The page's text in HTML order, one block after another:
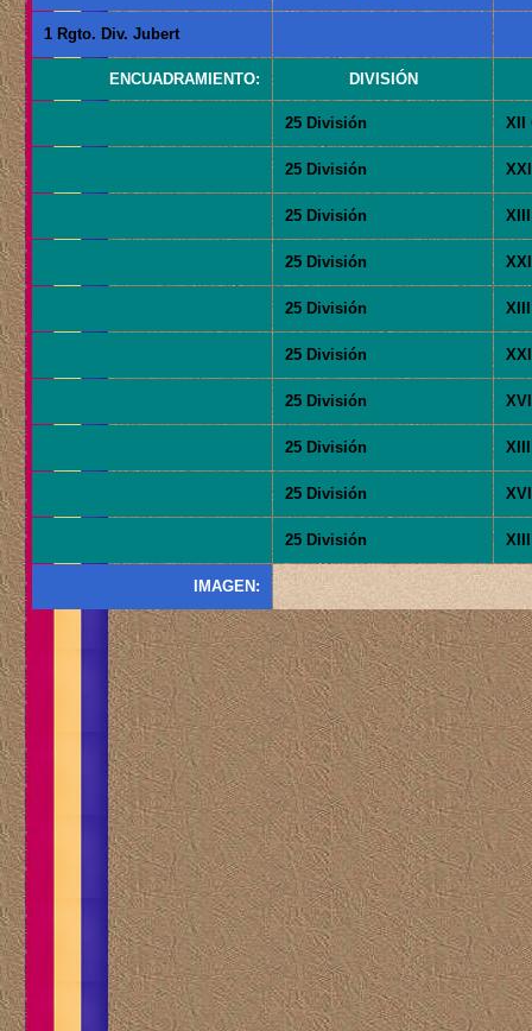
1 Rgto. Div. Jubert
ENCUADRAMIENTO: DIVISIÓN
25 División XII
25 División
25 División
25 División
25 División
25 División
25 División
25 División
25 División
25 División
IMAGEN: